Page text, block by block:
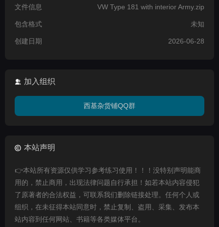
文件信息 VW Type 181 with interior Army.zip
包含格式 未知
创建日期 2026-06-28
加入组织
西基杂货铺QQ群
本站声明
👉本站所有资源仅供学习参考练习使用！！！没特别声明能商
用的，禁止商用，出现法律问题自行承担！如若本站内容侵犯
了原著者的合法权益，可联系我们删除链接处理。任何个人或
组织，在未征得本站同意时，禁止复制、盗用、采集、发布本
站内容到任何网站、书籍等各类媒体平台。